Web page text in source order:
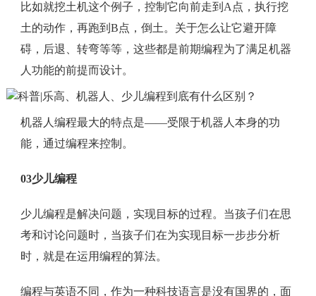
比如就挖土机这个例子，控制它向前走到A点，执行挖
土的动作，再跑到B点，倒土。关于怎么让它避开障
碍，后退、转弯等等，这些都是前期编程为了满足机器
人功能的前提而设计。
机器人编程最大的特点是——受限于机器人本身的功
能，通过编程来控制。
03少儿编程
少儿编程是解决问题，实现目标的过程。当孩子们在思
考和讨论问题时，当孩子们在为实现目标一步步分析
时，就是在运用编程的算法。
编程与英语不同，作为一种科技语言是没有国界的，面